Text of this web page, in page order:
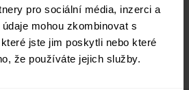
pro sociální média, inzerci a
mohou zkombinovat s
jste jim poskytli nebo které
že používáte jejich služby.
s
Samonosná brána s
brankou v barvě RAL
9007
Kvetloslavov